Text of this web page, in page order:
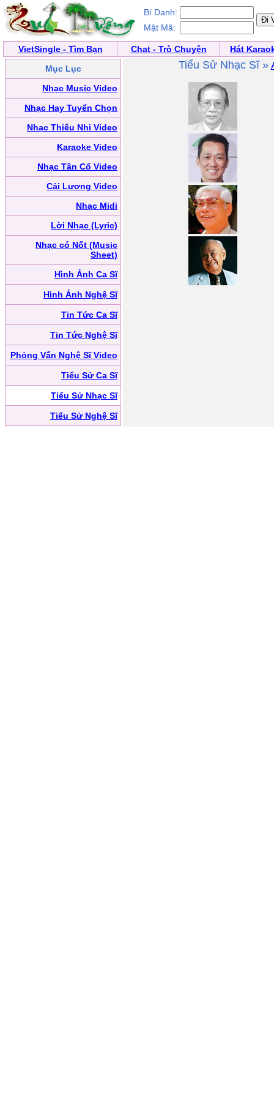
Bí Danh:
Mật Mã:
VietSingle - Tìm Bạn Chat - Trò Chuyện
Hát
Mục Lục
Nhạc Music Video
Nhạc Hay Tuyển Chọn
Nhạc Thiếu Nhi Video
Karaoke Video
Nhạc Tân Cổ Video
Cải Lương Video
Nhạc Midi
Lời Nhạc (Lyric)
Nhạc có Nốt (Music
Sheet)
Hình Ảnh Ca Sĩ
Hình Ảnh Nghệ Sĩ
Tin Tức Ca Sĩ
Tin Tức Nghệ Sĩ
Phỏng Vấn Nghệ Sĩ Video
Tiểu Sử Ca Sĩ
Tiểu Sử Nhạc Sĩ
Tiểu Sử Nghệ Sĩ
Tiểu Sử Nhạc Sĩ »